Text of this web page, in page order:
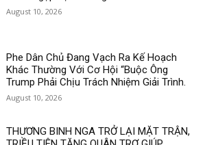
August 10, 2026
Phe Dân Chủ Đang Vạch Ra Kế Hoạch
Khác Thường Với Cơ Hội “Buộc Ông
Trump Phải Chịu Trách Nhiệm Giải Trình.
August 10, 2026
THƯƠNG BINH NGA TRỞ LẠI MẶT TRẬN,